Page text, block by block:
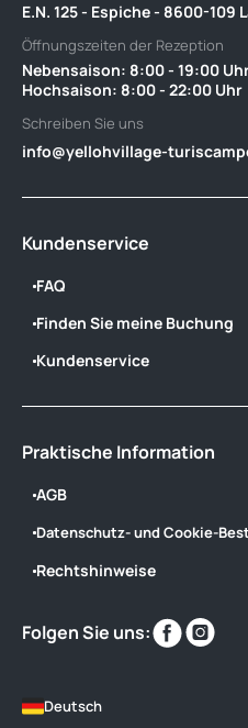
E.N. 125 - Espiche - 8600-109
Öffnungszeiten der Rezeption
Nebensaison: 8:00 - 19:00 Uhr
Hochsaison: 8:00 - 22:00 Uhr
Schreiben Sie uns
info@yellohvillage-
Kundenservice
FAQ
Finden Sie meine Buchung
Kundenservice
Praktische Information
AGB
Datenschutz- und Cookie-
Rechtshinweise
Folgen Sie uns:
Finden
Sie
Deutsch